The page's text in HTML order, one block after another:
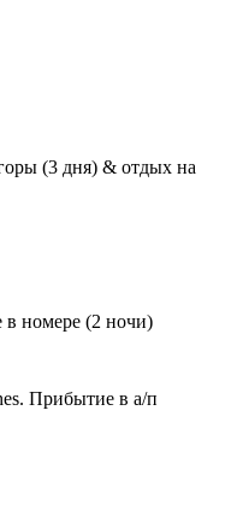
(3 дня) & отдых на
в номере (2 ночи)
Прибытие в а/п